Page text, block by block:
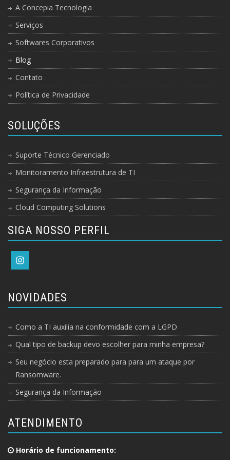
A Concepia Tecnologia
Serviços
Softwares Corporativos
Blog
Contato
Política de Privacidade
SOLUÇÕES
Suporte Técnico Gerenciado
Monitoramento Infraestrutura de TI
Segurança da Informação
Cloud Computing Solutions
SIGA NOSSO PERFIL
NOVIDADES
Como a TI auxilia na conformidade com a LGPD
Qual tipo de backup devo escolher para minha empresa?
Seu negócio esta preparado para para um ataque por
Ransomware.
Segurança da Informação
ATENDIMENTO
Horário de funcionamento: